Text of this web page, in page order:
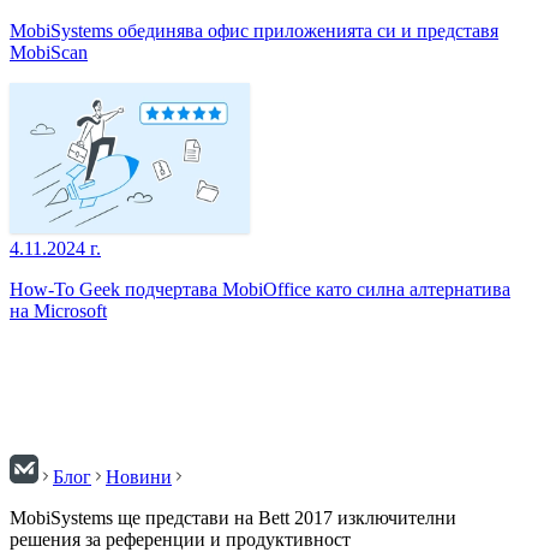
MobiSystems обединява офис приложенията си и представя
MobiScan
4.11.2024 г.
How-To Geek подчертава MobiOffice като силна алтернатива
на Microsoft
Блог
Новини
MobiSystems ще представи на Bett 2017 изключителни
решения за референции и продуктивност